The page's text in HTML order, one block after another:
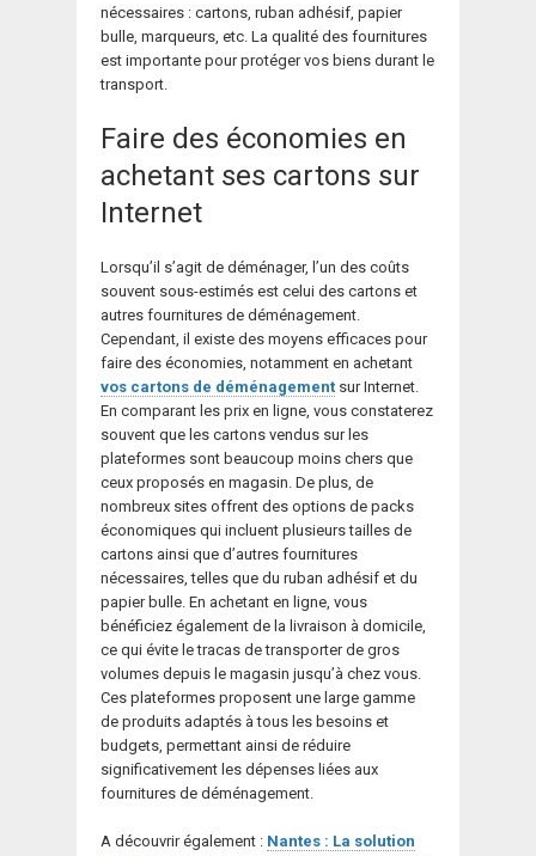
nécessaires : cartons, ruban adhésif, papier
bulle, marqueurs, etc. La qualité des fournitures
est importante pour protéger vos biens durant le
transport.
Faire des économies en
achetant ses cartons sur
Internet
Lorsqu’il s’agit de déménager, l’un des coûts
souvent sous-estimés est celui des cartons et
autres fournitures de déménagement.
Cependant, il existe des moyens efficaces pour
faire des économies, notamment en achetant
vos cartons de déménagement sur Internet.
En comparant les prix en ligne, vous constaterez
souvent que les cartons vendus sur les
plateformes sont beaucoup moins chers que
ceux proposés en magasin. De plus, de
nombreux sites offrent des options de packs
économiques qui incluent plusieurs tailles de
cartons ainsi que d’autres fournitures
nécessaires, telles que du ruban adhésif et du
papier bulle. En achetant en ligne, vous
bénéficiez également de la livraison à domicile,
ce qui évite le tracas de transporter de gros
volumes depuis le magasin jusqu’à chez vous.
Ces plateformes proposent une large gamme
de produits adaptés à tous les besoins et
budgets, permettant ainsi de réduire
significativement les dépenses liées aux
fournitures de déménagement.
A découvrir également : Nantes : La solution